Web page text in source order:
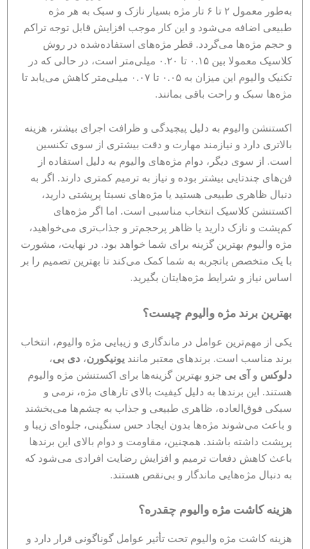
به‌طور معمول ۲ تا ۶ تار مژه بسیار نازک و سبک به هر مژه
طبیعی اضافه می‌شود و این کار موجب افزایش قابل توجه تراکم
و حجم مژه‌ها می‌گردد. قطر مژه‌های استفاده‌شده در روش
کلاسیک معمولا بین ۰.۱۵ تا ۰.۲۰ میلی‌متر است، در حالی که در
تکنیک والیوم این میزان به ۰.۰۵ تا ۰.۰۷ میلی‌متر کاهش می‌یابد تا
مژه‌ها سبک و راحت باقی بمانند.
اکستنشن والیوم به دلیل پیچیدگی و ظرافت اجرای بیشتر، هزینه
بالاتری دارد و نیازمند مهارت و دقت بیشتری از سوی تکنسین
است. از سوی دیگر، دوام مژه‌های والیوم به دلیل استفاده از
فن‌های چندتایی بیشتر بوده و نیاز به ترمیم کمتری دارند. اگر به
دنبال ظاهری طبیعی هستید یا مژه‌های نسبتا پرپشتی دارید،
اکستنشن کلاسیک انتخاب مناسبی است. اما اگر مژه‌های
کم‌پشت و نازک دارید یا ظاهر پرحجم‌تر و جذاب‌تری می‌خواهید،
مژه والیوم بهترین گزینه برای شما خواهد بود. در نهایت، مشورت
با یک متخصص باتجربه به شما کمک می‌کند تا بهترین تصمیم را بر
اساس نیاز و شرایط مژه‌هایتان بگیرید.
بهترین برند مژه والیوم چیست؟
یکی از مهم‌ترین عوامل در ماندگاری و زیبایی مژه والیوم، انتخاب
برند مناسب است. برندهای معتبر مانند یونیکورن، دی بی،
دلوکس و آی بی جزو بهترین گزینه‌ها برای اکستنشن مژه والیوم
هستند. این برندها به دلیل کیفیت بالای تارهای مژه، نرمی و
سبکی فوق‌العاده، ظاهری طبیعی و جذاب به چشم‌ها می‌بخشند
و باعث می‌شوند مژه‌ها بدون ایجاد حس سنگینی، جلوه‌ای زیبا و
پرپشت داشته باشند. همچنین، مقاومت و دوام بالای این برندها
باعث کاهش دفعات ترمیم و افزایش رضایت افرادی می‌شود که
به دنبال مژه‌هایی ماندگار و بی‌نقص هستند.
هزینه کاشت مژه والیوم چقدره؟
هزینه کاشت مژه والیوم تحت تأثیر عوامل گوناگونی قرار دارد و